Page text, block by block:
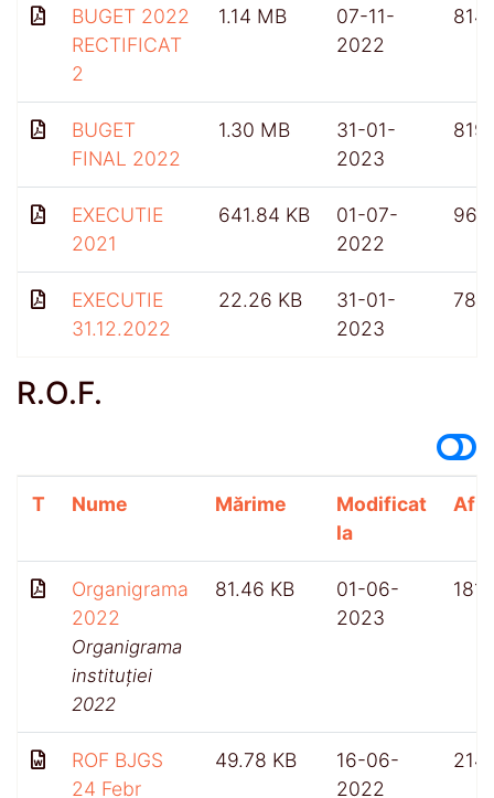
BUGET 2022
RECTIFICAT
2
1.14 MB
07-11-
2022
814
BUGET
FINAL 2022
1.30 MB
31-01-
2023
819
EXECUTIE
2021
641.84 KB
01-07-
2022
961
EXECUTIE
31.12.2022
22.26 KB
31-01-
2023
782
R.O.F.
T Nume Mărime
Modificat
la
Organigrama
2022
Organigrama
instituției
2022
81.46 KB
01-06-
2023
1811
ROF BJGS
24 Febr
49.78 KB
16-06-
2022